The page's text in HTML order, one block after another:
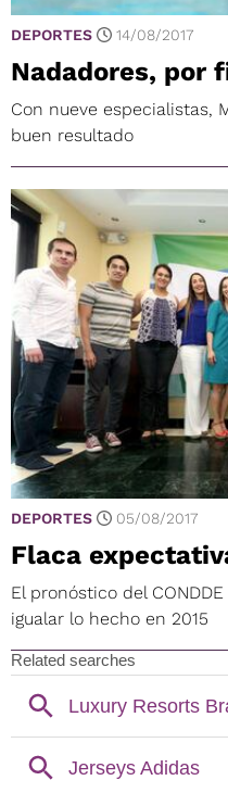
DEPORTES 14/08/2017
Nadadores, por
Con nueve especialistas,
buen resultado
DEPORTES 05/08/2017
Flaca
El pronóstico del
igualar lo hecho en 2015